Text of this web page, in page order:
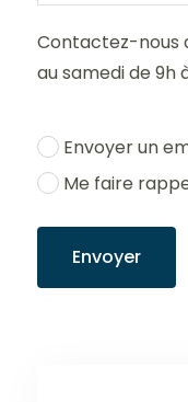
Contactez-nous
au samedi de 9h
Envoyer un
Me faire
Envoyer